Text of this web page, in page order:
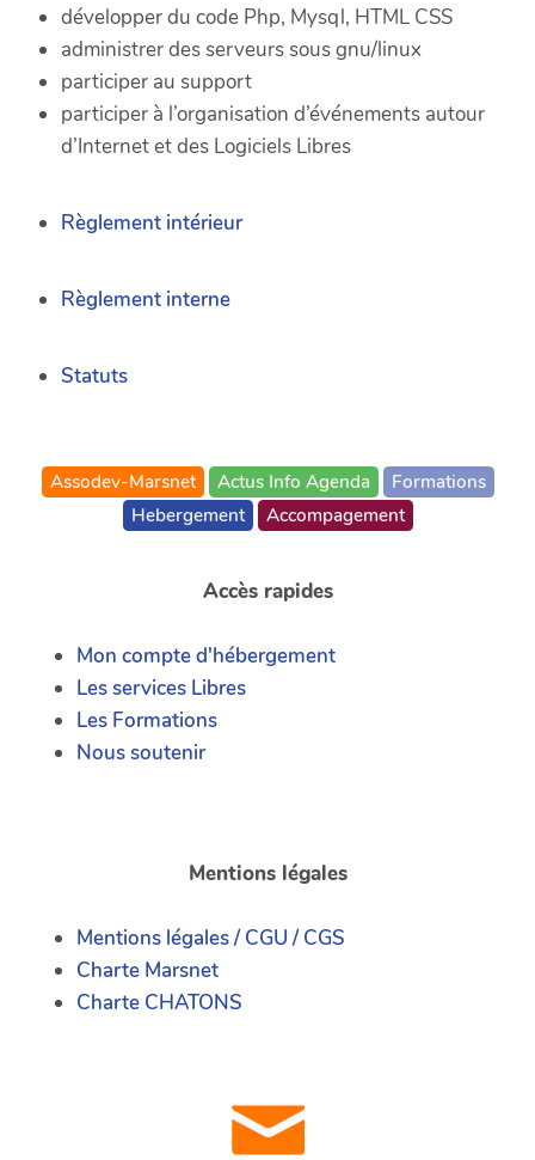
développer du code Php, Mysql, HTML CSS
administrer des serveurs sous gnu/linux
participer au support
participer à l’organisation d’événements autour
d’Internet et des Logiciels Libres
Règlement intérieur
Règlement interne
Statuts
Assodev-Marsnet Actus Info Agenda
Formations
Hebergement
Accompagement
Accès rapides
Mon compte d'hébergement
Les services Libres
Les Formations
Nous soutenir
Mentions légales
Mentions légales / CGU / CGS
Charte Marsnet
Charte CHATONS